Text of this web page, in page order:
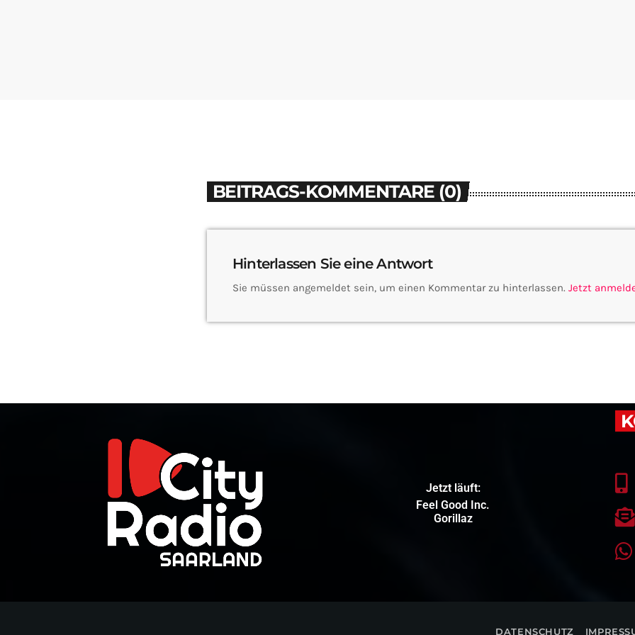
BEITRAGS-KOMMENTARE (0)
Hinterlassen Sie eine Antwort
Sie müssen angemeldet sein, um einen Kommentar zu hinterlassen. Jetzt
Jetzt läuft:
Feel Good Inc.
Gorillaz
DATENSCHUTZ